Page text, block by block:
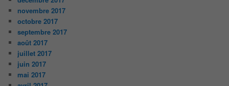
novembre 2017
octobre 2017
septembre 2017
août 2017
juillet 2017
juin 2017
mai 2017